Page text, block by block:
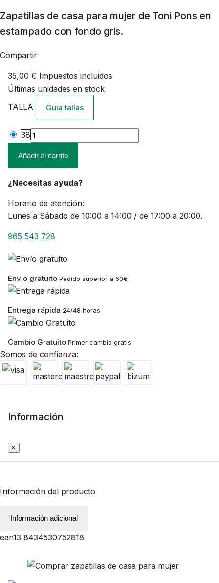
Zapatillas de casa para mujer de Toni Pons en
estampado con fondo gris.
Compartir
35,00 € Impuestos incluidos
Últimas unidades en stock
TALLA
Guia tallas
38
Añadir al carrito
¿Necesitas ayuda?
Horario de atención:
Lunes a Sábado de 10:00 a 14:00 / de 17:00 a 20:00.
965 543 728
Envío gratuito Pedido superior a 60€
Entrega rápida 24/48 horas
Cambio Gratuito Primer cambio gratis
Somos de confianza:
Información
×
Información del producto
Información adicional
ean13 8434530752818